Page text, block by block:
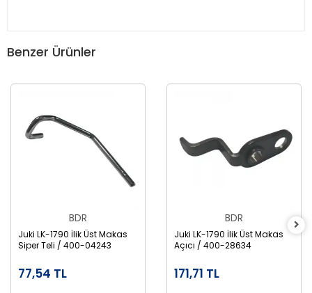
Benzer Ürünler
BDR
Juki LK-1790 İlik Üst Makas
Siper Teli / 400-04243
77,54 TL
BDR
Juki LK-1790 İlik Üst Makas
Açıcı / 400-28634
171,71 TL